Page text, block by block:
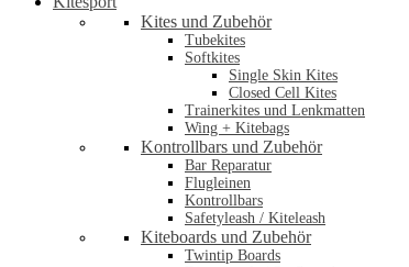
Kites und Zubehör
Tubekites
Softkites
Single Skin Kites
Closed Cell Kites
Trainerkites und Lenkmatten
Wing + Kitebags
Kontrollbars und Zubehör
Bar Reparatur
Flugleinen
Kontrollbars
Safetyleash / Kiteleash
Kiteboards und Zubehör
Twintip Boards